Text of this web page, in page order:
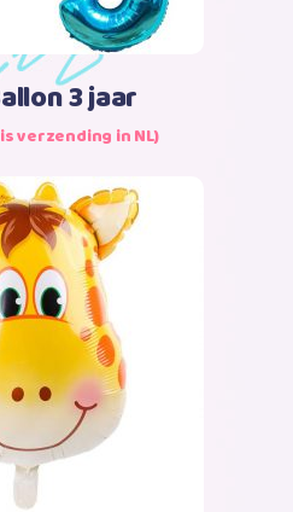
Deze
optie
worden
3 jaar
verzending in NL)
verder